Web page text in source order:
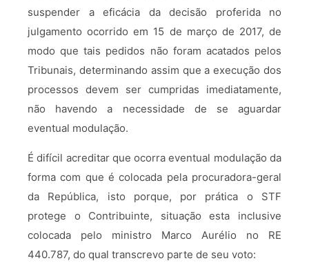
suspender a eficácia da decisão proferida no
julgamento ocorrido em 15 de março de 2017, de
modo que tais pedidos não foram acatados pelos
Tribunais, determinando assim que a execução dos
processos devem ser cumpridas imediatamente,
não havendo a necessidade de se aguardar
eventual modulação.
É difícil acreditar que ocorra eventual modulação da
forma com que é colocada pela procuradora-geral
da República, isto porque, por prática o STF
protege o Contribuinte, situação esta inclusive
colocada pelo ministro Marco Aurélio no RE
440.787, do qual transcrevo parte de seu voto: